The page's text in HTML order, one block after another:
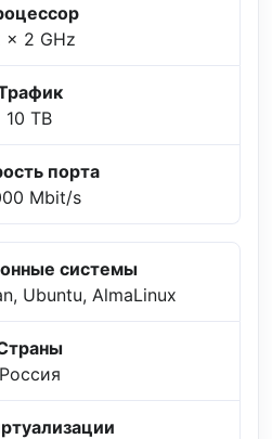
x 2 GHz
10 TB
порта
Mbit/s
системы
Ubuntu, AlmaLinux
Россия